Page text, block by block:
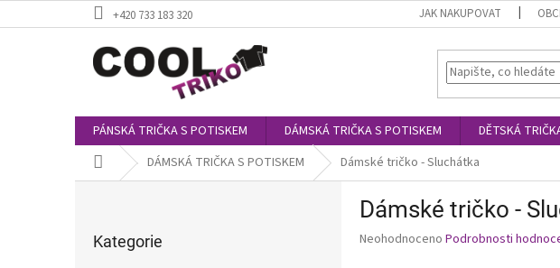
na
+420 733 183 320 JAK NAKUPOVAT
PÁNSKÁ TRIČKA S POTISKEM DÁMSKÁ TRIČKA S POTISKEM DĚTSKÁ
Domů DÁMSKÁ TRIČKA S POTISKEM Dámské tričko - Sluchátka
kategorie
Kategorie
Dámské tričko -
Průměrné
Neohodnoceno Podrobnosti